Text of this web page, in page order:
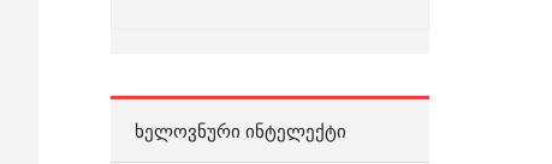
ᲮᲔᲚᲝᲕᲜᲣᲠᲘ ᲘᲜᲢᲔᲚᲔᲥᲢᲘ